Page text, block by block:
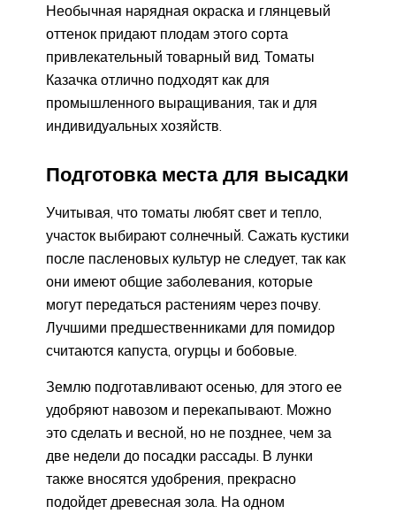
Необычная нарядная окраска и глянцевый
оттенок придают плодам этого сорта
привлекательный товарный вид. Томаты
Казачка отлично подходят как для
промышленного выращивания, так и для
индивидуальных хозяйств.
Подготовка места для высадки
Учитывая, что томаты любят свет и тепло,
участок выбирают солнечный. Сажать кустики
после пасленовых культур не следует, так как
они имеют общие заболевания, которые
могут передаться растениям через почву.
Лучшими предшественниками для помидор
считаются капуста, огурцы и бобовые.
Землю подготавливают осенью, для этого ее
удобряют навозом и перекапывают. Можно
это сделать и весной, но не позднее, чем за
две недели до посадки рассады. В лунки
также вносятся удобрения, прекрасно
подойдет древесная зола. На одном